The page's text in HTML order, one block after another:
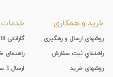
خرید و همکاری
روشهای ارسال و رهگیری
راهنماي ثبت سفارش
روشهای خرید
خدمات
گارانتی 30 روز ضمانت بازگشت
راهنمای
ارسال 3 ساعته محصولات